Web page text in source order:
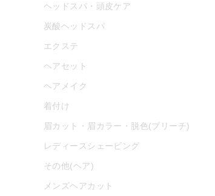
ヘッドスパ・頭皮ケア
炭酸ヘッドスパ
エクステ
ヘアセット
ヘアメイク
着付け
眉カット・眉カラー・脱色(ブリーチ)
レディースシェービング
その他(ヘア)
メンズヘアカット